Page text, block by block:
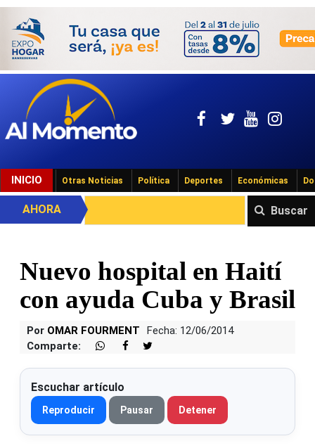
INICIO Otras Noticias Política Deportes Económicas
Buscar
AHORA
Nuevo hospital en Haití
con ayuda Cuba y Brasil
Por OMAR FOURMENT
Fecha: 12/06/2014
Comparte:
Escuchar artículo
Reproducir Pausar Detener